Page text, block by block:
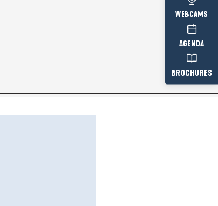
WEBCAMS
AGENDA
BROCHURES